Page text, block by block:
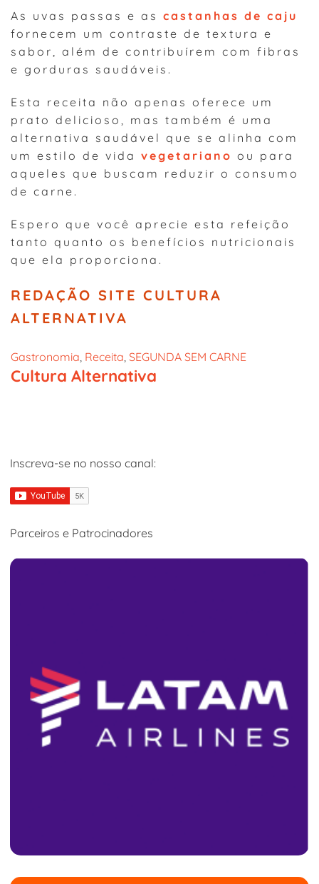
As uvas passas e as castanhas de caju
fornecem um contraste de textura e
sabor, além de contribuírem com fibras
e gorduras saudáveis.
Esta receita não apenas oferece um
prato delicioso, mas também é uma
alternativa saudável que se alinha com
um estilo de vida vegetariano ou para
aqueles que buscam reduzir o consumo
de carne.
Espero que você aprecie esta refeição
tanto quanto os benefícios nutricionais
que ela proporciona.
REDAÇÃO SITE CULTURA
ALTERNATIVA
Gastronomia Receita SEGUNDA SEM CARNE
Cultura Alternativa
Inscreva-se no nosso canal:
Parceiros e Patrocinadores